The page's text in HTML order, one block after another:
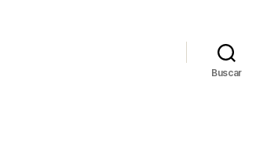
Buscar